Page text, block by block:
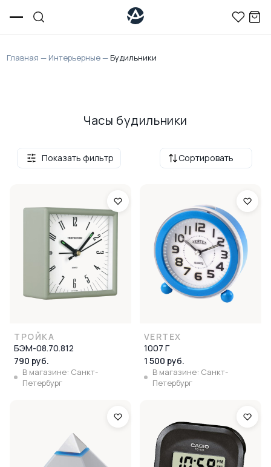
Главная — Интерьерные— Будильники
Часы будильники
Сортировать
Показать фильтр
ТРОЙКА
БЭМ-08.70.812
790 руб.
В магазине: Санкт-
Петербург
VERTEX
1007 Г
1 500 руб.
В магазине: Санкт-
Петербург